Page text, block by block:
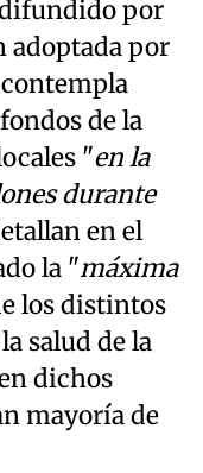
por
adoptada por
de la
"en la
durante
en el
la "máxima
los distintos
salud de la
dichos
mayoría de